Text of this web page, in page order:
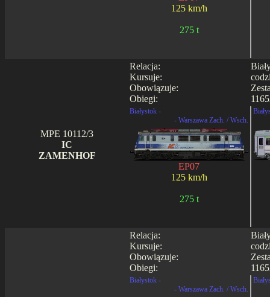
125 km/h
275 t
Relacja:
Kursuje:
Obowiązuje:
Obiegi:
MPE 10112/3
IC
ZAMENHOF
Białystok -
- Warszawa Zach. / Wsch.
EP07
125 km/h
275 t
Relacja:
Kursuje:
Obowiązuje:
Obiegi:
Białystok -
- Warszawa Zach. / Wsch.